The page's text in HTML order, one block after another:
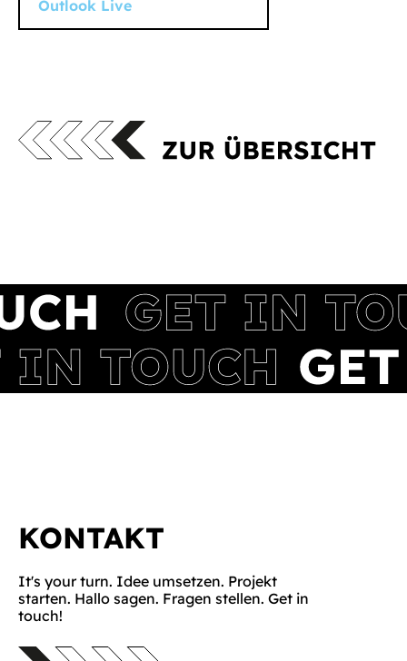
Outlook Live
KONTAKT
It's your turn. Idee umsetzen. Projekt
starten. Hallo sagen. Fragen stellen. Get in
touch!